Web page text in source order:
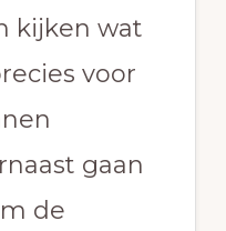
kijken wat
voor
gaan
de